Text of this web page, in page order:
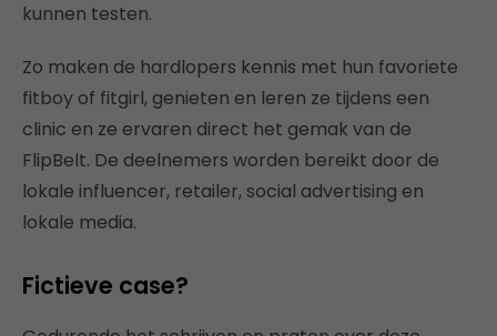
kunnen testen.
Zo maken de hardlopers kennis met hun favoriete
fitboy of fitgirl, genieten en leren ze tijdens een
clinic en ze ervaren direct het gemak van de
FlipBelt. De deelnemers worden bereikt door de
lokale influencer, retailer, social advertising en
lokale media.
Fictieve case?